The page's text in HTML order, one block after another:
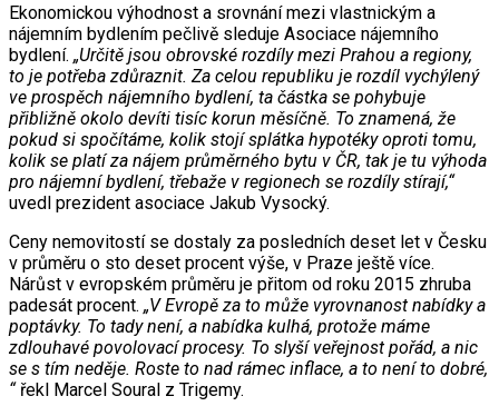
Ekonomickou výhodnost a srovnání mezi vlastnickým a
nájemním bydlením pečlivě sleduje Asociace nájemního
bydlení. „Určitě jsou obrovské rozdíly mezi Prahou a regiony,
to je potřeba zdůraznit. Za celou republiku je rozdíl vychýlený
ve prospěch nájemního bydlení, ta částka se pohybuje
přibližně okolo devíti tisíc korun měsíčně. To znamená, že
pokud si spočítáme, kolik stojí splátka hypotéky oproti tomu,
kolik se platí za nájem průměrného bytu v ČR, tak je tu výhoda
pro nájemní bydlení, třebaže v regionech se rozdíly stírají,“
uvedl prezident asociace Jakub Vysocký.
Ceny nemovitostí se dostaly za posledních deset let v Česku
v průměru o sto deset procent výše, v Praze ještě více.
Nárůst v evropském průměru je přitom od roku 2015 zhruba
padesát procent. „V Evropě za to může vyrovnanost nabídky a
poptávky. To tady není, a nabídka kulhá, protože máme
zdlouhavé povolovací procesy. To slyší veřejnost pořád, a nic
se s tím neděje. Roste to nad rámec inflace, a to není to dobré,
“řekl Marcel Soural z Trigemy.